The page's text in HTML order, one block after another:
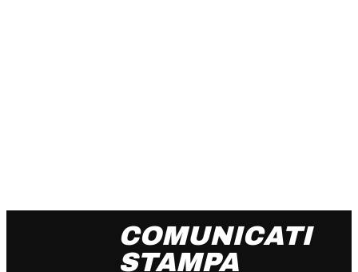
COMUNICATI
STAMPA